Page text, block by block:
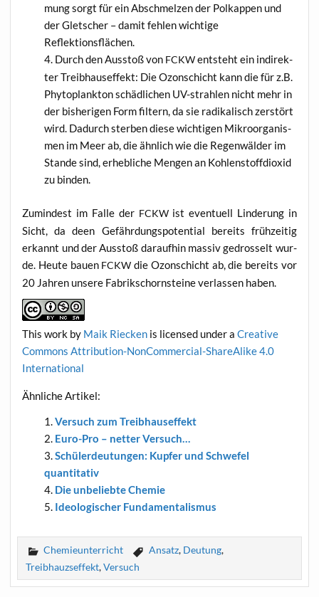
mung sorgt für ein Abschmel­zen der Pol­kap­pen und
der Glet­scher – damit feh­len wich­ti­ge
Reflektionsflächen.
Durch den Aus­stoß von FCKWent­steht ein indi­rek­
ter Treib­haus­ef­fekt: Die Ozon­schicht kann die für z.B.
Phy­to­plank­ton schäd­li­chen UV-strah­len nicht mehr in
der bis­he­ri­gen Form fil­tern, da sie radi­ka­lisch zer­stört
wird. Dadurch ster­ben die­se wich­ti­gen Mikro­or­ga­nis­
men im Meer ab, die ähn­lich wie die Regen­wäl­der im
Stan­de sind, erheb­li­che Men­gen an Koh­len­stoff­di­oxid
zu binden.
Zumin­dest im Fal­le der FCKWist even­tu­ell Lin­de­rung in
Sicht, da deen Gefähr­dungs­po­ten­ti­al bereits früh­zei­tig
erkannt und der Aus­stoß dar­auf­hin mas­siv gedros­selt wur­
de. Heu­te bau­en FCKW die Ozon­schicht ab, die bereits vor
20 Jah­ren unse­re Fabrik­schorn­stei­ne ver­las­sen haben.
This work by Maik Riecken is licen­sed under aCrea­ti­ve
Com­mons Attri­bu­ti­on-Non­Com­mer­cial-ShareA­li­ke 4.0
International
Ähn­li­che Artikel:
Ver­such zum Treibhauseffekt
Euro-Pro – net­ter Versuch…
Schü­ler­deu­tun­gen: Kup­fer und Schwe­fel
quantitativ
Die unbe­lieb­te Chemie
Ideo­lo­gi­scher Fundamentalismus
Chemieunterricht Ansatz, Deutung,
Treibhauzseffekt,Versuch